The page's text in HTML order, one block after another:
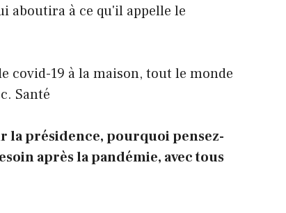
aboutira à ce qu'il appelle le
covid-19 à la maison, tout le monde
Santé
la présidence, pourquoi pensez-
après la pandémie, avec tous